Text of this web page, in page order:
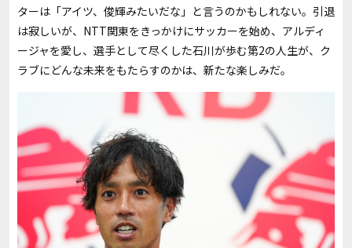
ターは「アイツ、俊輝みたいだな」と言うのかもしれない。引退
は寂しいが、NTT関東をきっかけにサッカーを始め、アルディ
ージャを愛し、選手として尽くした石川が歩む第2の人生が、ク
ラブにどんな未来をもたらすのかは、新たな楽しみだ。